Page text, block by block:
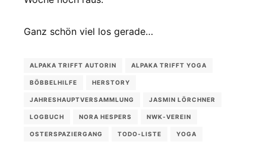
Ganz schön viel los gerade…
ALPAKA TRIFFT AUTORIN ALPAKA TRIFFT YOGA
BÖBBELHILFE HERSTORY
JAHRESHAUPTVERSAMMLUNG JASMIN LÖRCHNER
LOGBUCH NORA HESPERS NWK-VEREIN
OSTERSPAZIERGANG TODO-LISTE YOGA